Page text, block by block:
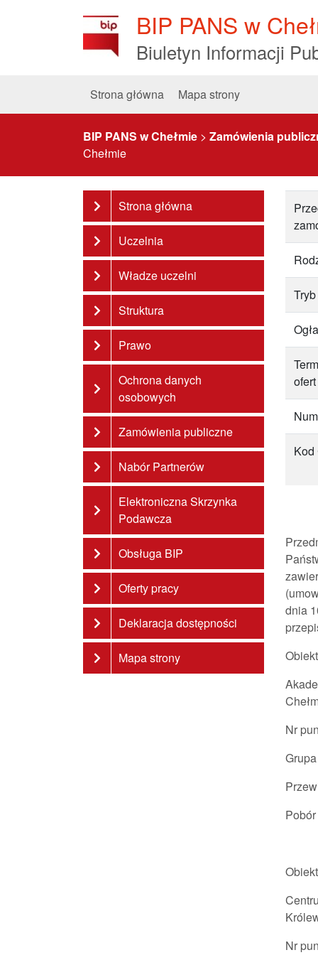
BIP PANS w
Biuletyn Informacji
Strona główna Mapa strony
BIP PANS w Chełmie > Zamówienia
Chełmie
Strona główna
Uczelnia
Władze uczelni
Struktura
Prawo
Ochrona danych
osobowych
Zamówienia publiczne
Nabór Partnerów
Elektroniczna Skrzynka
Podawcza
Obsługa BIP
Oferty pracy
Deklaracja dostępności
Mapa strony
ofert
Kod
dnia
Nr
Nr